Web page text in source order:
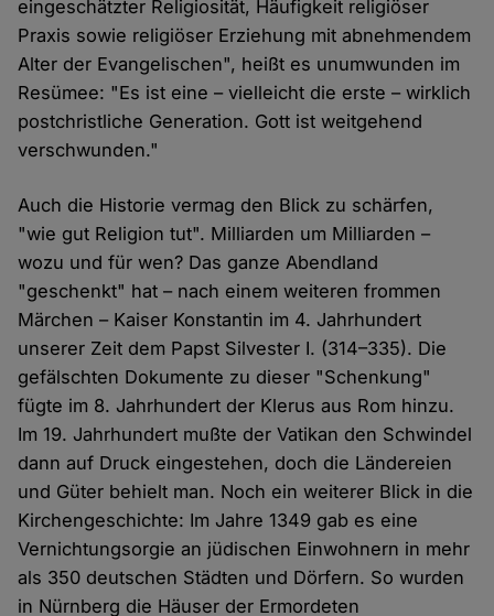
eingeschätzter Religiosität, Häufigkeit religiöser
Praxis sowie religiöser Erziehung mit abnehmendem
Alter der Evangelischen", heißt es unumwunden im
Resümee: "Es ist eine – vielleicht die erste – wirklich
postchristliche Generation. Gott ist weitgehend
verschwunden."
Auch die Historie vermag den Blick zu schärfen,
"wie gut Religion tut". Milliarden um Milliarden –
wozu und für wen? Das ganze Abendland
"geschenkt" hat – nach einem weiteren frommen
Märchen – Kaiser Konstantin im 4. Jahrhundert
unserer Zeit dem Papst Silvester I. (314–335). Die
gefälschten Dokumente zu dieser "Schenkung"
fügte im 8. Jahrhundert der Klerus aus Rom hinzu.
Im 19. Jahrhundert mußte der Vatikan den Schwindel
dann auf Druck eingestehen, doch die Ländereien
und Güter behielt man. Noch ein weiterer Blick in die
Kirchengeschichte: Im Jahre 1349 gab es eine
Vernichtungsorgie an jüdischen Einwohnern in mehr
als 350 deutschen Städten und Dörfern. So wurden
in Nürnberg die Häuser der Ermordeten